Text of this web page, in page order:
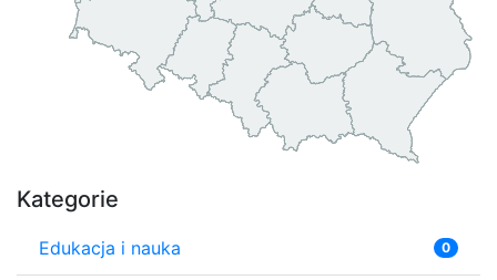
Kategorie
Edukacja i nauka 0